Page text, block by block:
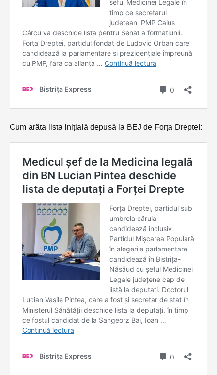
Cum arăta lista inițială depusă la BEJ de Forța Dreptei: